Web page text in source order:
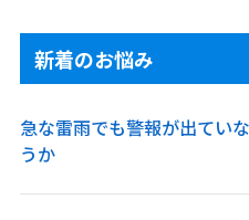
新着のお悩み
急な雷雨でも警報が出てい
うか